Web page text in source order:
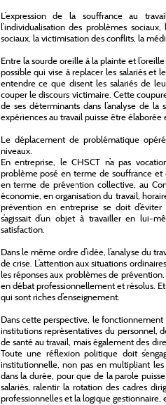
L’expression de la souffrance au
l’individualisation des problèmes
sociaux, la victimisation des conflits, la
Entre la sourde oreille à la plainte et
possible qui vise à replacer les salariés et
entendre ce que disent les salariés de
couper le discours victimaire. Cette
de ses déterminants dans l’analyse de
expériences au travail puisse être élaborée
Le déplacement de problématique
niveaux.
En entreprise, le CHSCT n’a pas
problème posé en terme de souffrance et
en terme de prévention collective, au
économie, en organisation du travail,
prévention en entreprise se doit d’éviter
s’agissait d’un objet à travailler en lui-
satisfaction.
Dans le même ordre d’idée, l’analyse du
de crise. L’attention aux situations
les réponses aux problèmes de
en débat professionnellement et résolus.
qui sont riches d’enseignement.
Dans cette perspective, le fonctionnement
institutions représentatives du personnel,
de santé au travail, mais également des
Toute une réflexion politique doit
institutionnelle, non pas en multipliant
dans la durée, pour que de la parole
salariés, ralentir la rotation des cadres
professionnelles et la logique gestionnaire,